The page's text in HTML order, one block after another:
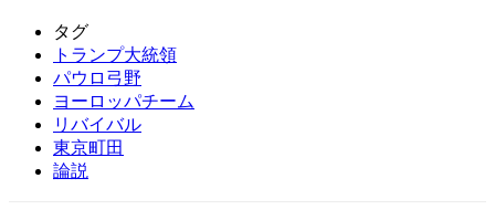
タグ
トランプ大統領
パウロ弓野
ヨーロッパチーム
リバイバル
東京町田
論説